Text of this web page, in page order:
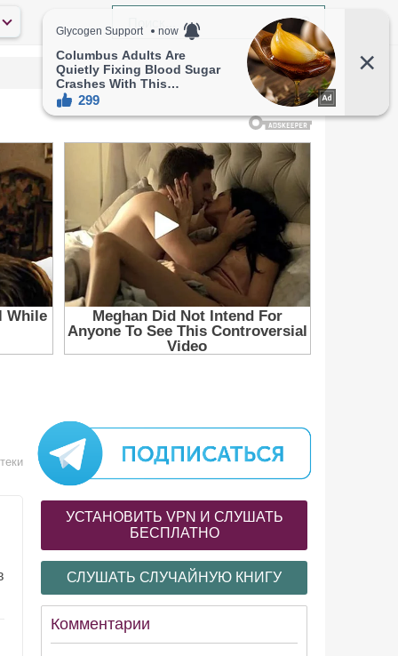
УСТАНОВИТЬ VPN И СЛУШАТЬ
БЕСПЛАТНО
СЛУШАТЬ СЛУЧАЙНУЮ КНИГУ
Комментарии